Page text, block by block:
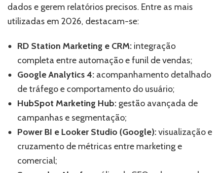
dados e gerem relatórios precisos. Entre as mais
utilizadas em 2026, destacam-se:
RD Station Marketing e CRM: integração
completa entre automação e funil de vendas;
Google Analytics 4: acompanhamento detalhado
de tráfego e comportamento do usuário;
HubSpot Marketing Hub: gestão avançada de
campanhas e segmentação;
Power BI e Looker Studio (Google):visualização e
cruzamento de métricas entre marketing e
comercial;